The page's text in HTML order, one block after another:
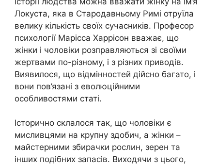
Локуста, яка в Стародавньому Римі отруїла
велику кількість своїх сучасників. Професор
психології Марісса Харрісон вважає, що
жінки і чоловіки розправляються зі своїми
жертвами по-різному, і з різних приводів.
Виявилося, що відмінностей дійсно багато, і
вони пов’язані з еволюційними
особливостями статі.
Історично склалося так, що чоловіки є
мисливцями на крупну здобич, а жінки –
майстерними збирачки рослин, зерен та
інших подібних запасів. Виходячи з цього,